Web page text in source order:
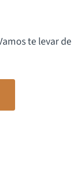
te levar de